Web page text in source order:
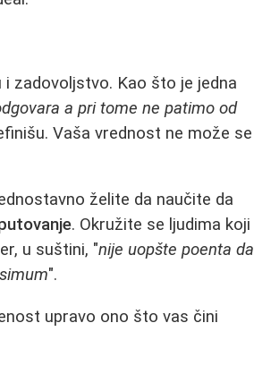
zadovoljstvo. Kao što je jedna
a pri tome ne patimo od
Vaša vrednost ne može se
želite da naučite da
. Okružite se ljudima koji
u suštini, "nije uopšte poenta da
".
upravo ono što vas čini